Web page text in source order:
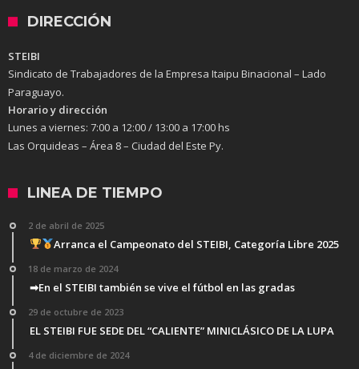
DIRECCIÓN
STEIBI
Sindicato de Trabajadores de la Empresa Itaipu Binacional – Lado
Paraguayo.
Horario y dirección
Lunes a viernes: 7:00 a 12:00 / 13:00 a 17:00 hs
Las Orquideas – Área 8 – Ciudad del Este Py.
LINEA DE TIEMPO
2 de abril de 2025
Arranca el Campeonato del STEIBI, Categoría Libre 2025
18 de marzo de 2024
➡En el STEIBI también se vive el fútbol en las gradas
29 de octubre de 2023
EL STEIBI FUE SEDE DEL “CALIENTE” MINICLÁSICO DE LA LUPA
4 de diciembre de 2024